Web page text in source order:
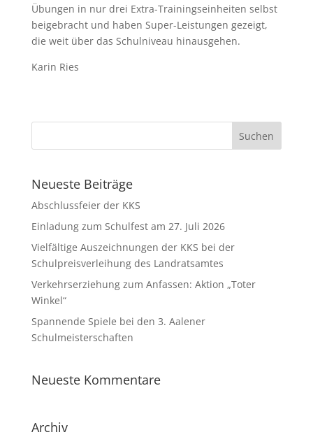
Übungen in nur drei Extra-Trainingseinheiten selbst
beigebracht und haben Super-Leistungen gezeigt,
die weit über das Schulniveau hinausgehen.
Karin Ries
Neueste Beiträge
Abschlussfeier der KKS
Einladung zum Schulfest am 27. Juli 2026
Vielfältige Auszeichnungen der KKS bei der
Schulpreisverleihung des Landratsamtes
Verkehrserziehung zum Anfassen: Aktion „Toter
Winkel“
Spannende Spiele bei den 3. Aalener
Schulmeisterschaften
Neueste Kommentare
Archiv